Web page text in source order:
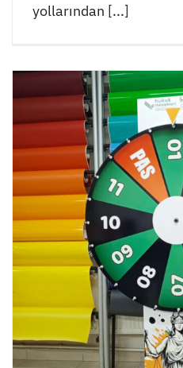
yollarından [...]